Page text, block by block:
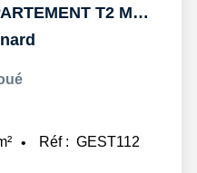
LOUÉ DINARD APPARTEMENT T2 MEUBLE DE 30M2
Réf : GEST112